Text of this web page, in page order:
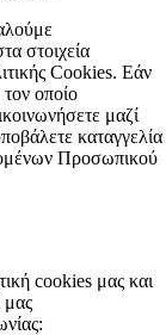
στοιχεία
Cookies. Εάν
οποίο
μαζί
καταγγελία
Προσωπικού
cookies μας και
μας